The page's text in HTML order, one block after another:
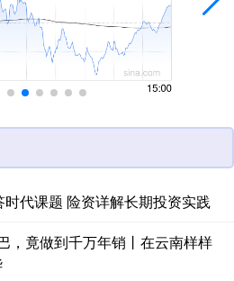
时代课题 险资详解长期投资实践
，竟做到千万年销丨在云南样样